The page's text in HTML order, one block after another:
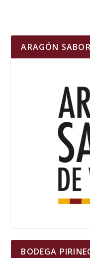
ARAGÓN
BODEGA